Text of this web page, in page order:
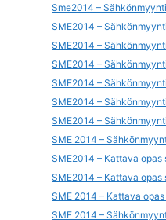
Sme2014 –
SME2014 –
SME2014 –
SME2014 –
SME2014 –
SME2014 –
SME2014 –
SME 2014 –
SME2014 – Kattava
SME2014 – Kattava
SME 2014 – Kattava
SME 2014 –